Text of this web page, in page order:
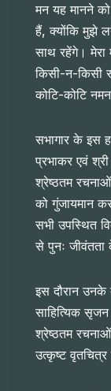
मन यह मानने
हैं, क्योंकि मुझे
साथ रहेंगे। मेरा
किसी-न-किसी
कोटि-कोटि
सभागार के इस
प्रभाकर एवं
श्रेष्ठतम
को गुंजायमान
सभी उपस्थित
से पुनः जीवंतता
इस दौरान उनके
साहित्यिक
श्रेष्ठतम
उत्कृष्ट वृतचित्र